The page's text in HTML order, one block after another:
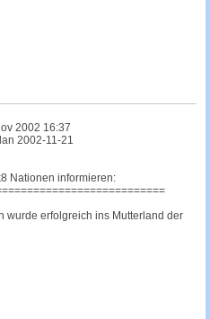
2002 16:37
2002-11-21
Nationen informieren:
wurde erfolgreich ins Mutterland der